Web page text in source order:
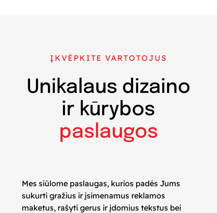
ĮKVĖPKITE VARTOTOJUS
Unikalaus dizaino
ir kūrybos
paslaugos
Mes siūlome paslaugas, kurios padės Jums
sukurti gražius ir įsimenamus reklamos
maketus, rašyti gerus ir įdomius tekstus bei